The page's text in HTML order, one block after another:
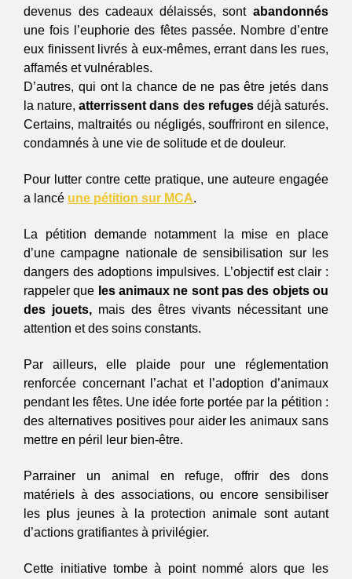
devenus des cadeaux délaissés, sont abandonnés
une fois l’euphorie des fêtes passée. Nombre d’entre
eux finissent livrés à eux-mêmes, errant dans les rues,
affamés et vulnérables.
D’autres, qui ont la chance de ne pas être jetés dans
la nature, atterrissent dans des refuges déjà saturés.
Certains, maltraités ou négligés, souffriront en silence,
condamnés à une vie de solitude et de douleur.
Pour lutter contre cette pratique, une auteure engagée
a lancé une pétition sur MCA.
La pétition demande notamment la mise en place
d’une campagne nationale de sensibilisation sur les
dangers des adoptions impulsives. L’objectif est clair :
rappeler que les animaux ne sont pas des objets ou
des jouets, mais des êtres vivants nécessitant une
attention et des soins constants.
Par ailleurs, elle plaide pour une réglementation
renforcée concernant l’achat et l’adoption d’animaux
pendant les fêtes. Une idée forte portée par la pétition :
des alternatives positives pour aider les animaux sans
mettre en péril leur bien-être.
Parrainer un animal en refuge, offrir des dons
matériels à des associations, ou encore sensibiliser
les plus jeunes à la protection animale sont autant
d’actions gratifiantes à privilégier.
Cette initiative tombe à point nommé alors que les